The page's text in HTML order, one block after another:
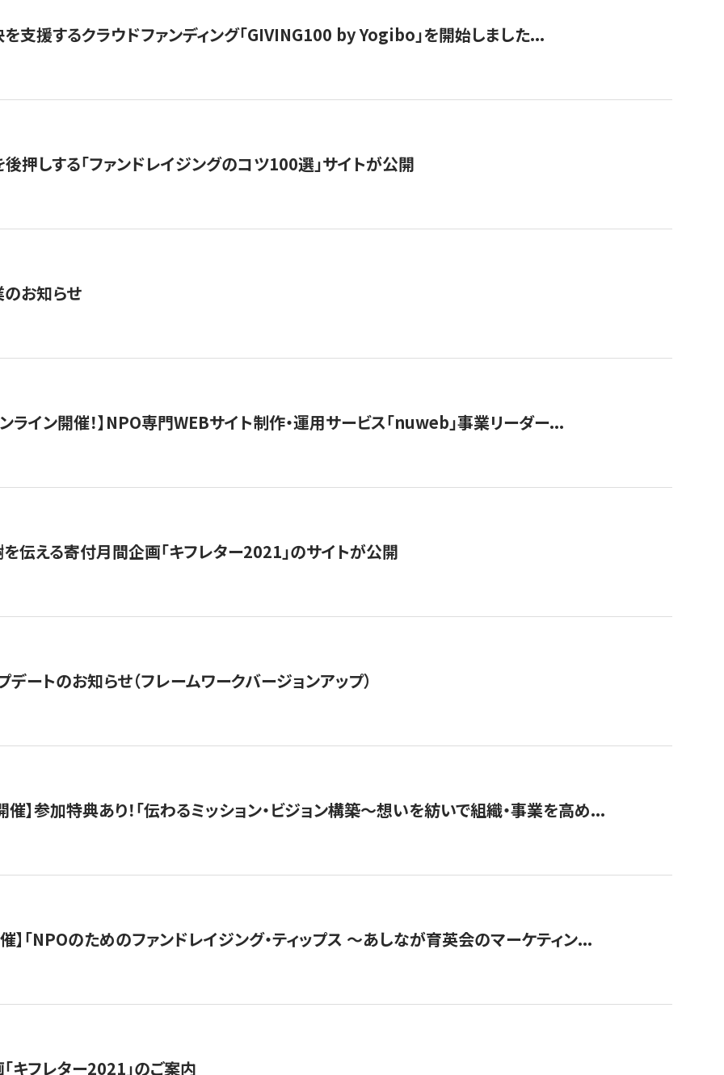
支援するクラウドファンディング「GIVING100 by Yogibo」を開始しました...
押しする「ファンドレイジングのコツ100選」サイトが公開
お知らせ
ンライン開催！】NPO専門WEBサイト制作・運用サービス「nuweb」事業リーダー...
伝える寄付月間企画「キフレター2021」のサイトが公開
デートのお知らせ（フレームワークバージョンアップ）
催】参加特典あり！「伝わるミッション・ビジョン構築〜想いを紡いで組織・事業を高め...
催】「NPOのためのファンドレイジング・ティップス 〜あしなが育英会のマーケティン...
キフレター2021」のご案内